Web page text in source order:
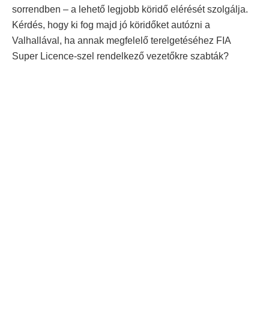
sorrendben – a lehető legjobb köridő elérését szolgálja.
Kérdés, hogy ki fog majd jó köridőket autózni a
Valhallával, ha annak megfelelő terelgetéséhez FIA
Super Licence-szel rendelkező vezetőkre szabták?